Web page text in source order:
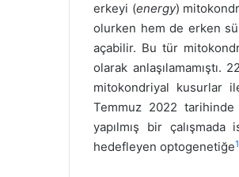
erkeyi (energy)
olurken hem de erken
açabilir. Bu tür
olarak anlaşılamamıştı.
mitokondriyal kusurlar
Temmuz 2022
yapılmış bir
hedefleyen optogenetiğe1